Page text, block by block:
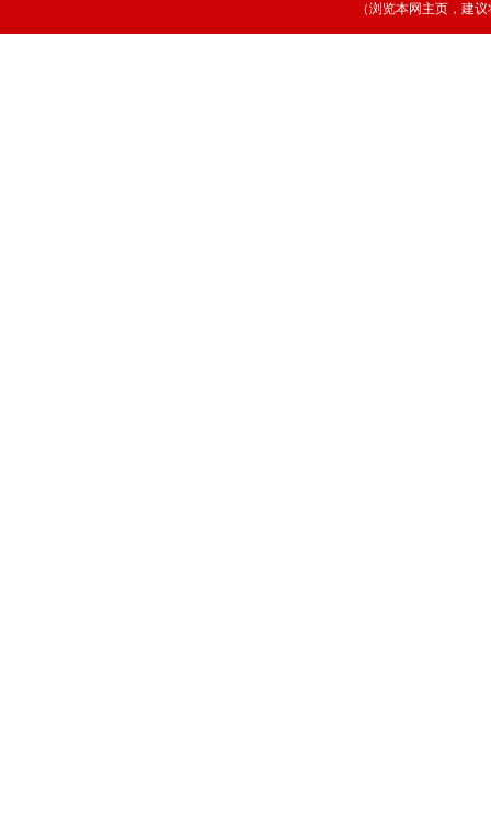
（浏览本网主页，建